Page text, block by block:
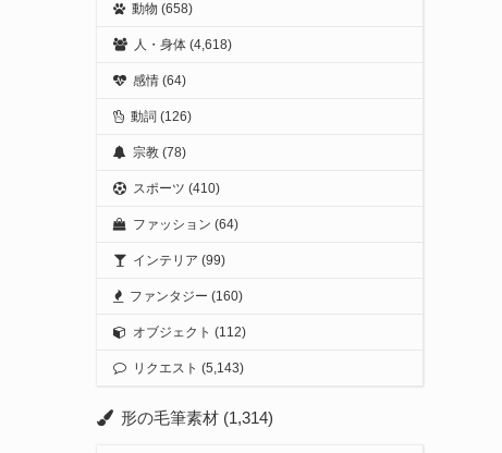
動物 (658)
人・身体 (4,618)
感情 (64)
動詞 (126)
宗教 (78)
スポーツ (410)
ファッション (64)
インテリア (99)
ファンタジー (160)
オブジェクト (112)
リクエスト (5,143)
形の毛筆素材 (1,314)